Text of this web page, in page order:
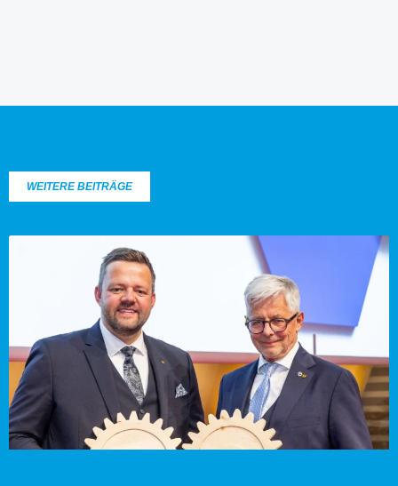
WEITERE BEITRÄGE